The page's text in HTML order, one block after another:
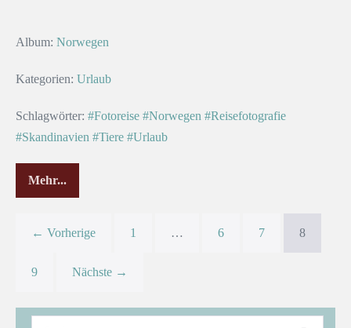
Album: Norwegen
Kategorien: Urlaub
Schlagwörter: #Fotoreise #Norwegen #Reisefotografie
#Skandinavien #Tiere #Urlaub
Mehr...
← Vorherige 1 … 6 7 8
9 Nächste →